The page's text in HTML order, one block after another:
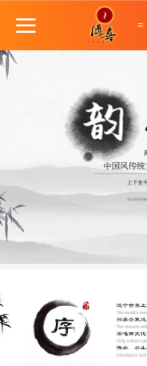
≡